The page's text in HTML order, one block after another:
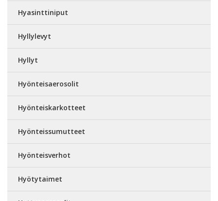
Hyasinttiniput
Hyllylevyt
Hyllyt
Hyönteisaerosolit
Hyönteiskarkotteet
Hyönteissumutteet
Hyönteisverhot
Hyötytaimet